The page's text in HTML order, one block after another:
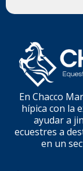
En Chacco
hípica con la
ayudar a
ecuestres a
en un